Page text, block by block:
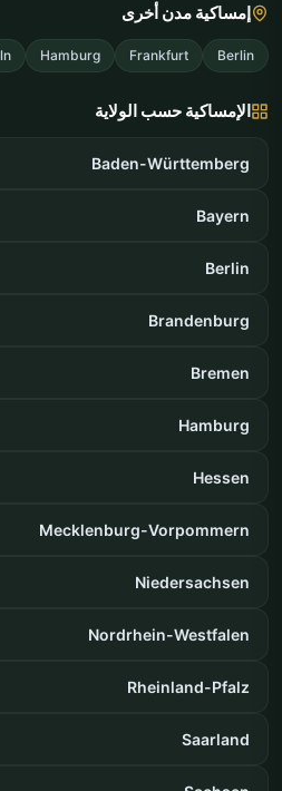
إمساكية مدن أخرى
Berlin
Frankfurt
Hamburg
الإمساكية حسب الولاية
Baden-Württemberg
Bayern
Berlin
Brandenburg
Bremen
Hamburg
Hessen
Mecklenburg-Vorpommern
Niedersachsen
Nordrhein-Westfalen
Rheinland-Pfalz
Saarland